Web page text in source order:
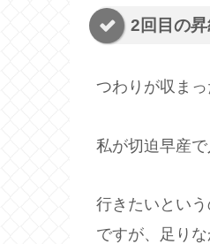
2回目の
つわりが収ま
私が切迫早産
行きたいとい
ですが、足りな